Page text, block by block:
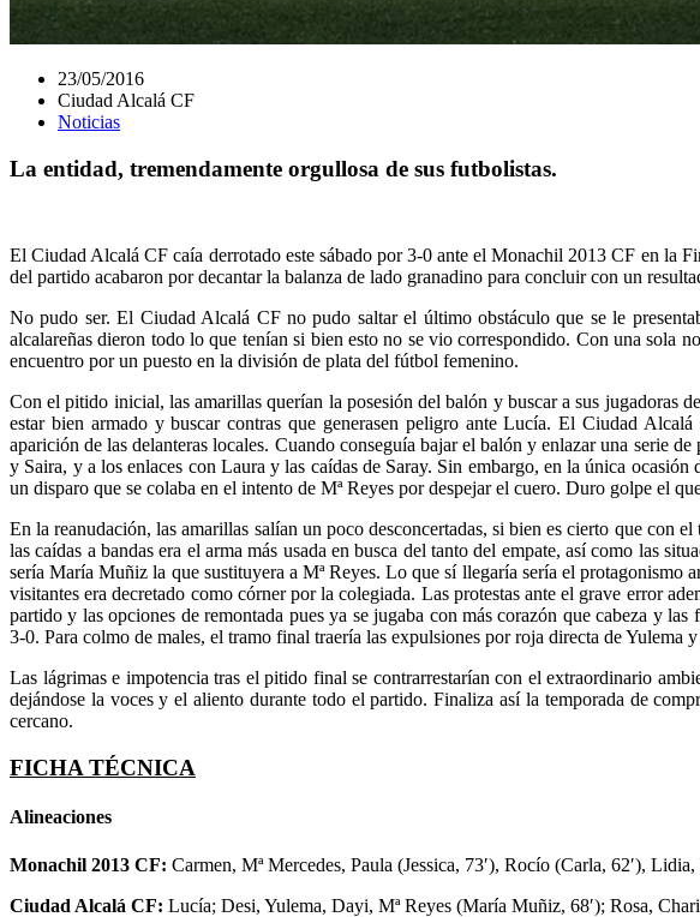
23/05/2016
Ciudad Alcalá CF
Noticias
La entidad, tremendamente orgullosa de sus futbolistas.
El Ciudad Alcalá CF caía derrotado este sábado por 3-0 ante el Monachil 2013 CF en la
del partido acabaron por decantar la balanza de lado granadino para concluir con un
No pudo ser. El Ciudad Alcalá CF no pudo saltar el último obstáculo que se le
alcalareñas dieron todo lo que tenían si bien esto no se vio correspondido. Con una sola
encuentro por un puesto en la división de plata del fútbol femenino.
Con el pitido inicial, las amarillas querían la posesión del balón y buscar a sus jugadoras
estar bien armado y buscar contras que generasen peligro ante Lucía. El Ciudad
aparición de las delanteras locales. Cuando conseguía bajar el balón y enlazar una serie
y Saira, y a los enlaces con Laura y las caídas de Saray. Sin embargo, en la única
un disparo que se colaba en el intento de Mª Reyes por despejar el cuero. Duro golpe el
En la reanudación, las amarillas salían un poco desconcertadas, si bien es cierto que con
las caídas a bandas era el arma más usada en busca del tanto del empate, así como las
sería María Muñiz la que sustituyera a Mª Reyes. Lo que sí llegaría sería el protagonismo
visitantes era decretado como córner por la colegiada. Las protestas ante el grave error
partido y las opciones de remontada pues ya se jugaba con más corazón que cabeza y
3-0. Para colmo de males, el tramo final traería las expulsiones por roja directa de
Las lágrimas e impotencia tras el pitido final se contrarrestarían con el extraordinario
dejándose la voces y el aliento durante todo el partido. Finaliza así la temporada de
cercano.
FICHA TÉCNICA
Alineaciones
Monachil 2013 CF: Carmen, Mª Mercedes, Paula (Jessica, 73′), Rocío (Carla, 62′),
Ciudad Alcalá CF: Lucía; Desi, Yulema, Dayi, Mª Reyes (María Muñiz, 68′); Rosa,